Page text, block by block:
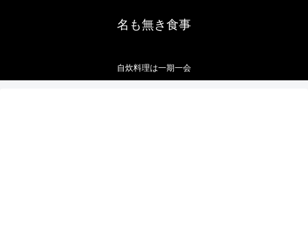
名も無き食事
自炊料理は一期一会